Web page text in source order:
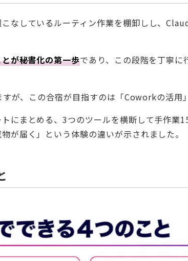
なしているルーティン作業を棚卸しし、
が秘書化の第一歩であり、この段階を丁寧
が、この合宿が目指すのは「Coworkの活用」
にまとめる、3つのツールを横断して手作
が届く」という体験の違いが示されました。